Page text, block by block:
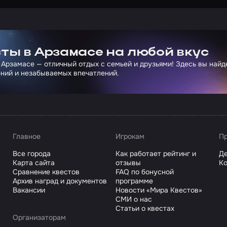
Сколково
в Арзамасе на любой вкус
— отличный отдых с семьей и друзьями! Здесь вы
и незабываемых впечатлений.
Главное
Все города
Карта сайта
Сравнение квестов
Архив наград и документов
Вакансии
Игрокам
Как работает рейтинг и
отзывы
FAQ по бонусной
программе
Новости «Мира Квестов»
СМИ о нас
Статьи о квестах
Организаторам